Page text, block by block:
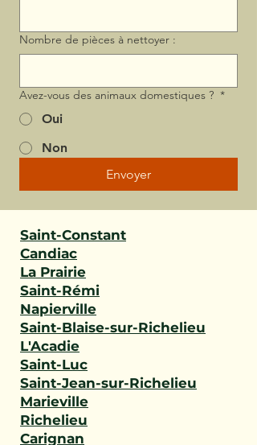
Nombre de pièces à nettoyer :
Avez-vous des animaux domestiques ? *
Oui
Non
Envoyer
Saint-Constant
Candiac
La Prairie
Saint-Rémi
Napierville
Saint-Blaise-sur-Richelieu
L'Acadie
Saint-Luc
Saint-Jean-sur-Richelieu
Marieville
Richelieu
Carignan